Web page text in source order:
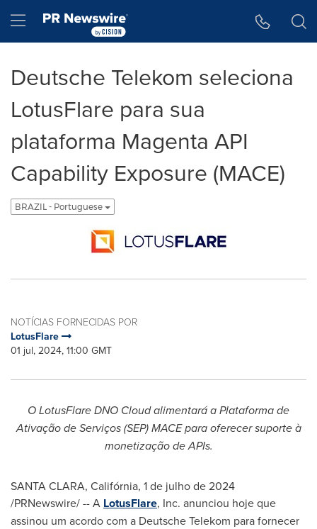
Hamburger menu
Deutsche Telekom seleciona
LotusFlare para sua
plataforma Magenta API
Capability Exposure (MACE)
BRAZIL - Portuguese
NOTÍCIAS FORNECIDAS POR
LotusFlare
01 jul, 2024, 11:00 GMT
O LotusFlare DNO Cloud alimentará a Plataforma de
Ativação de Serviços (SEP) MACE para oferecer suporte à
monetização de APIs.
SANTA CLARA, Califórnia, 1 de julho de 2024
/PRNewswire/ --A LotusFlare, Inc. anunciou hoje que
assinou um acordo com a Deutsche Telekom para fornecer